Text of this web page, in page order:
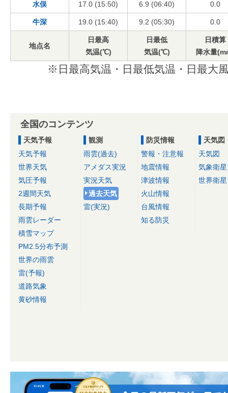
水俣 17.0 (15:50) 6.9 (06:40) 0.0
牛深 19.0 (15:40) 9.2 (05:30) 0.0
地点名
日最高
気温(℃)
日最低
気温(℃)
日積算
降水量
※日最高気温・日最低気温・日最大
全国のコンテンツ
天気予報
天気予報
世界天気
気圧予報
2週間天気
長期予報
雨雲レーダー
積雪マップ
PM2.5分布予測
世界の雨雲
雷(予報)
道路気象
黄砂情報
観測
雨雲(過去)
アメダス実況
実況天気
過去天気
雷(実況)
防災情報
警報・注意報
地震情報
津波情報
火山情報
台風情報
知る防災
天気図
天気図
気象衛星
世界衛星